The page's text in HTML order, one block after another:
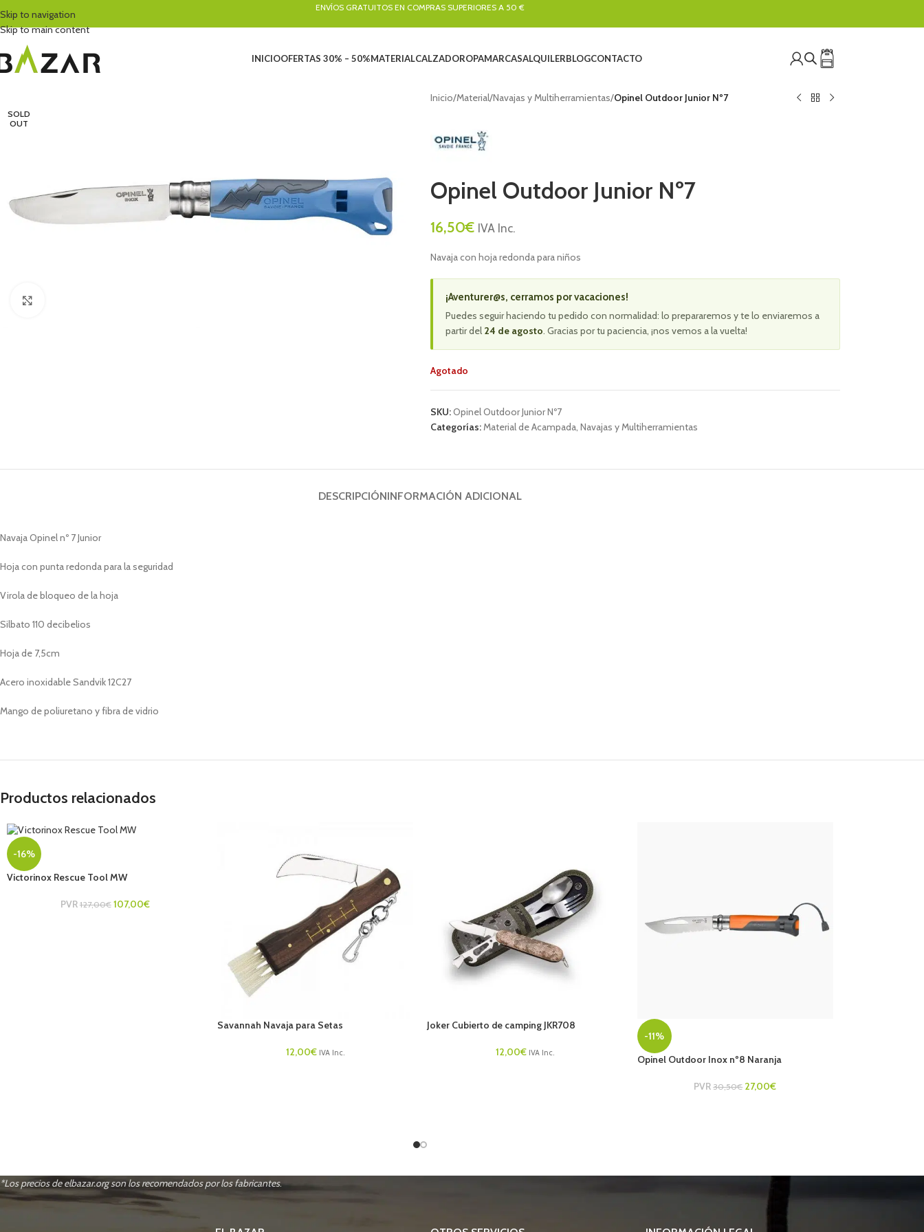
Skip to navigation
Skip to main content
ENVÍOS GRATUITOS EN COMPRAS SUPERIORES A 50 €
INICIOOFERTAS 30% – 50%MATERIALCALZADOROPAMARCASALQUILERBLOGCONTACTO
SOLD
OUT
Inicio/Material/Navajas y Multiherramientas/Opinel Outdoor Junior Nº7
Opinel Outdoor Junior Nº7
16,50€ IVA Inc.
Navaja con hoja redonda para niños
¡Aventurer@s, cerramos por vacaciones!
Puedes seguir haciendo tu pedido con normalidad: lo prepararemos y te lo enviaremos a
partir del 24 de agosto. Gracias por tu paciencia, ¡nos vemos a la vuelta!
Agotado
SKU:Opinel Outdoor Junior Nº7
Categorías:Material de Acampada, Navajas y Multiherramientas
DESCRIPCIÓNINFORMACIÓN ADICIONAL
Navaja Opinel nº 7 Junior
Hoja con punta redonda para la seguridad
Virola de bloqueo de la hoja
Silbato 110 decibelios
Hoja de 7,5cm
Acero inoxidable Sandvik 12C27
Mango de poliuretano y fibra de vidrio
Productos relacionados
-16%
Victorinox Rescue Tool MW
PVR 127,00€ 107,00€
Savannah Navaja para Setas
12,00€ IVA Inc.
Joker Cubierto de camping JKR708
12,00€ IVA Inc.
-11%
Opinel Outdoor Inox nº8 Naranja
PVR 30,50€ 27,00€
*Los precios de elbazar.org son los recomendados por los fabricantes.